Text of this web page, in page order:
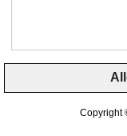
Copyright